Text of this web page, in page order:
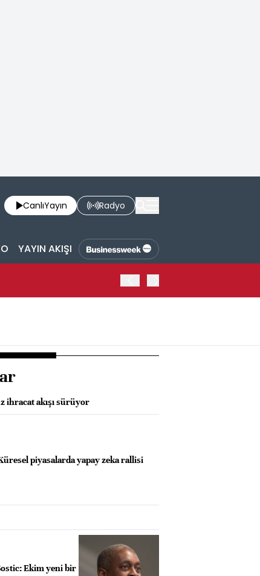
CanlıYayın Radyo
YAYIN AKIŞI
ihracat akışı sürüyor
piyasalarda yapay zeka rallisi
Ekim yeni bir